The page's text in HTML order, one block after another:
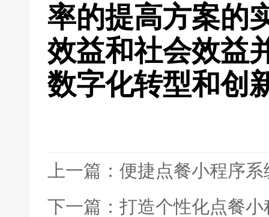
率的提高方案的
效益和社会效益
数字化转型和创
上一篇：便捷点餐小程序
下一篇：打造个性化点餐